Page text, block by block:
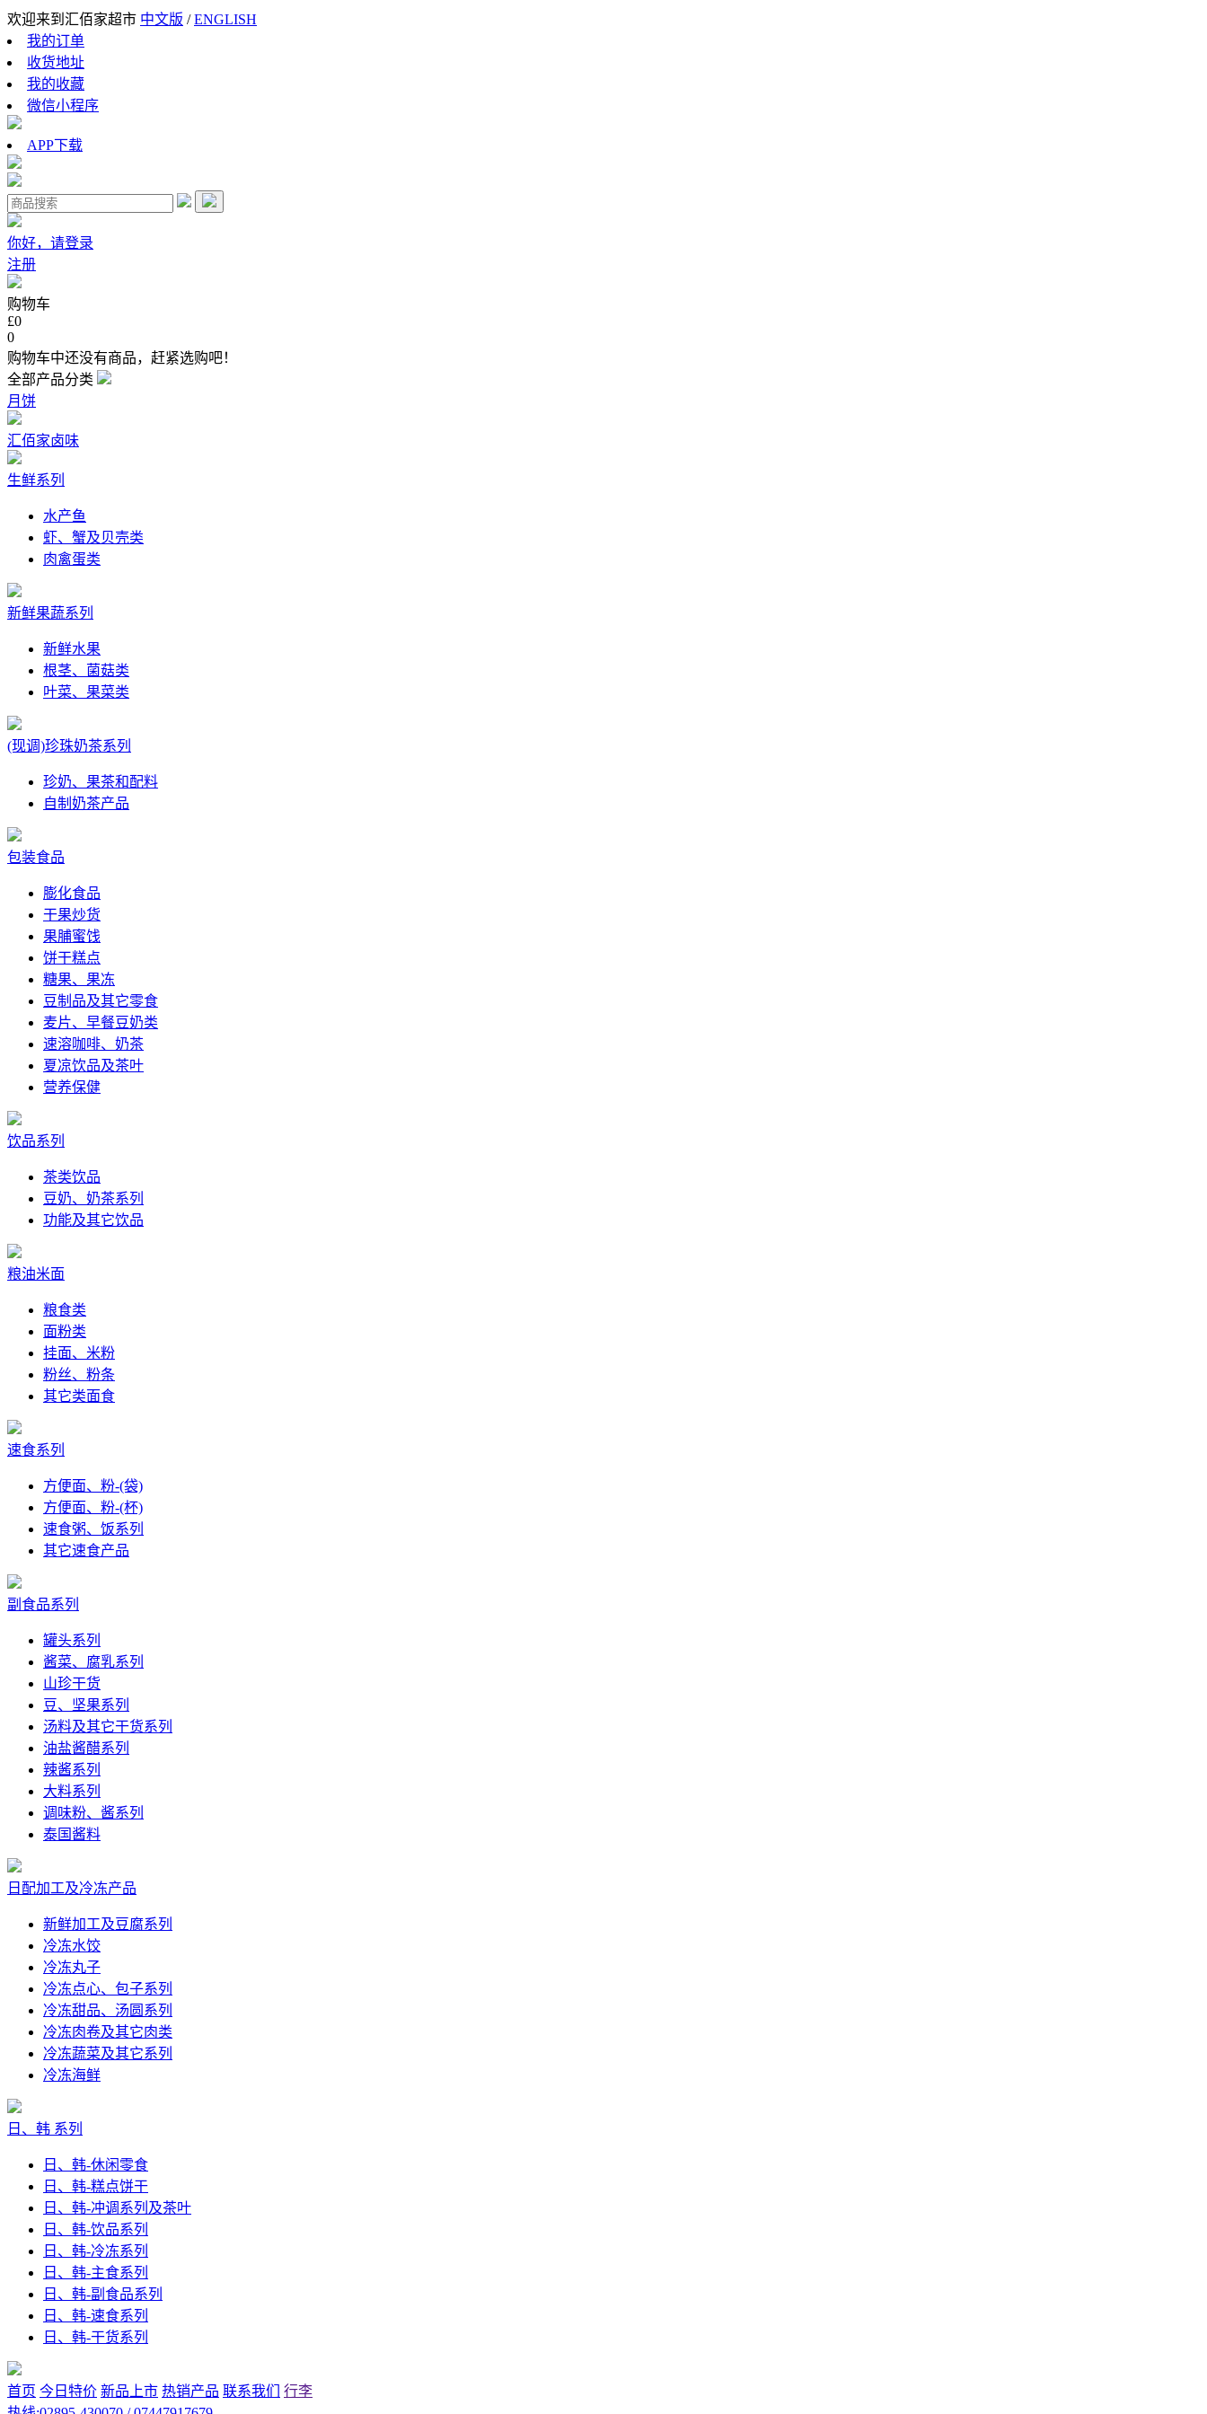
欢迎来到汇佰家超市 中文版 /ENGLISH
我的订单
收货地址
我的收藏
微信小程序
APP下载
你好，请登录
注册
购物车
£0
0
购物车中还没有商品，赶紧选购吧！
全部产品分类
月饼
汇佰家卤味
生鲜系列
水产鱼
虾、蟹及贝壳类
肉禽蛋类
新鲜果蔬系列
新鲜水果
根茎、菌菇类
叶菜、果菜类
(现调)珍珠奶茶系列
珍奶、果茶和配料
自制奶茶产品
包装食品
膨化食品
干果炒货
果脯蜜饯
饼干糕点
糖果、果冻
豆制品及其它零食
麦片、早餐豆奶类
速溶咖啡、奶茶
夏凉饮品及茶叶
营养保健
饮品系列
茶类饮品
豆奶、奶茶系列
功能及其它饮品
粮油米面
粮食类
面粉类
挂面、米粉
粉丝、粉条
其它类面食
速食系列
方便面、粉-(袋)
方便面、粉-(杯)
速食粥、饭系列
其它速食产品
副食品系列
罐头系列
酱菜、腐乳系列
山珍干货
豆、坚果系列
汤料及其它干货系列
油盐酱醋系列
辣酱系列
大料系列
调味粉、酱系列
泰国酱料
日配加工及冷冻产品
新鲜加工及豆腐系列
冷冻水饺
冷冻丸子
冷冻点心、包子系列
冷冻甜品、汤圆系列
冷冻肉卷及其它肉类
冷冻蔬菜及其它系列
冷冻海鲜
日、韩 系列
日、韩-休闲零食
日、韩-糕点饼干
日、韩-冲调系列及茶叶
日、韩-饮品系列
日、韩-冷冻系列
日、韩-主食系列
日、韩-副食品系列
日、韩-速食系列
日、韩-干货系列
首页 今日特价 新品上市 热销产品 联系我们
行李